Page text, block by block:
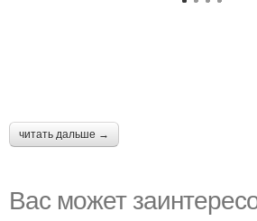
читать дальше →
Вас может